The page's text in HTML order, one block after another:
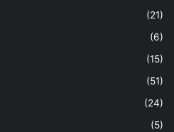
(21)
(6)
(15)
(51)
(24)
(5)